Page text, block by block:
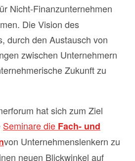
Nicht-Finanzunternehmen
Die Vision des
durch den Austausch von
zwischen Unternehmern
Zukunft zu
hat sich zum Ziel
Seminare die Fach- und
von Unternehmenslenkern zu
neuen Blickwinkel auf